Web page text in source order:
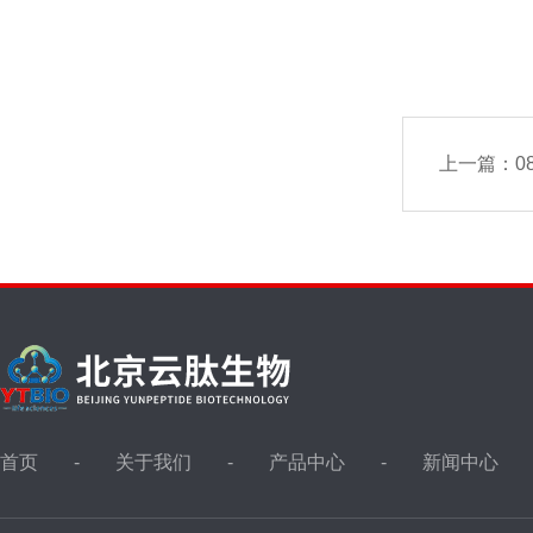
上一篇：
首页 关于我们 产品中心 新闻中心